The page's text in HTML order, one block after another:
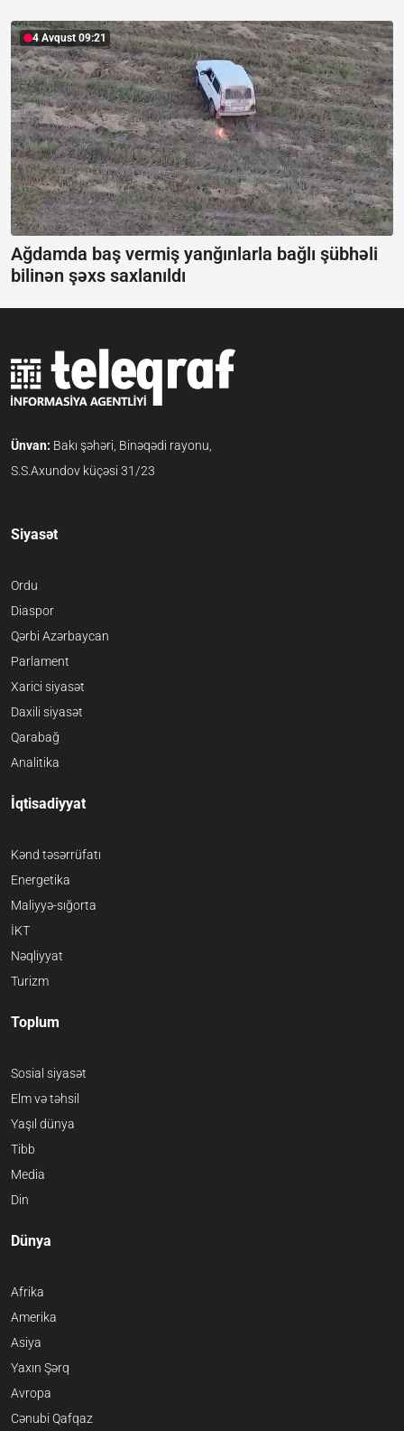
4 Avqust 09:21
Ağdamda baş vermiş yanğınlarla bağlı şübhəli
bilinən şəxs saxlanıldı
Ünvan: Bakı şəhəri, Binəqədi rayonu,
S.S.Axundov küçəsi 31/23
Siyasət
Ordu
Diaspor
Qərbi Azərbaycan
Parlament
Xarici siyasət
Daxili siyasət
Qarabağ
Analitika
İqtisadiyyat
Kənd təsərrüfatı
Energetika
Maliyyə-sığorta
İKT
Nəqliyyat
Turizm
Toplum
Sosial siyasət
Elm və təhsil
Yaşıl dünya
Tibb
Media
Din
Dünya
Afrika
Amerika
Asiya
Yaxın Şərq
Avropa
Cənubi Qafqaz